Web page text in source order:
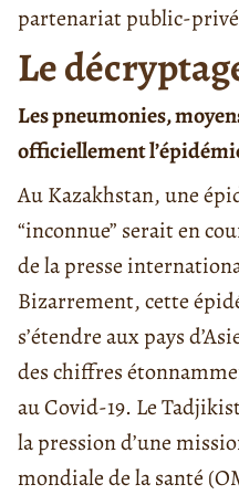
partenariat public-privé
Le
Les pneumonies,
officiellement
Au Kazakhstan, une
“inconnue” serait en
de la presse
Bizarrement, cette
s’étendre aux pays
des chiffres
au Covid-19. Le
la pression d’une
mondiale de la santé